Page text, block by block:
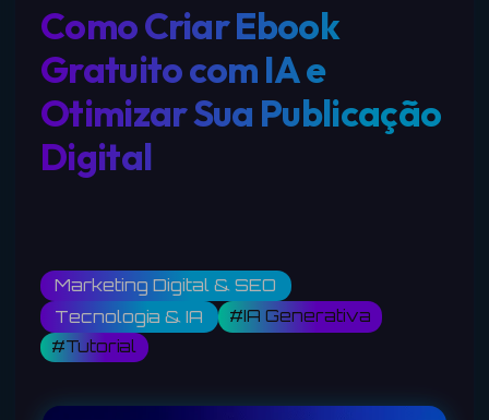
Como Criar Ebook
Gratuito com IA e
Otimizar Sua Publicação
Digital
Marketing Digital & SEO
Tecnologia & IA
#IA Generativa
#Tutorial